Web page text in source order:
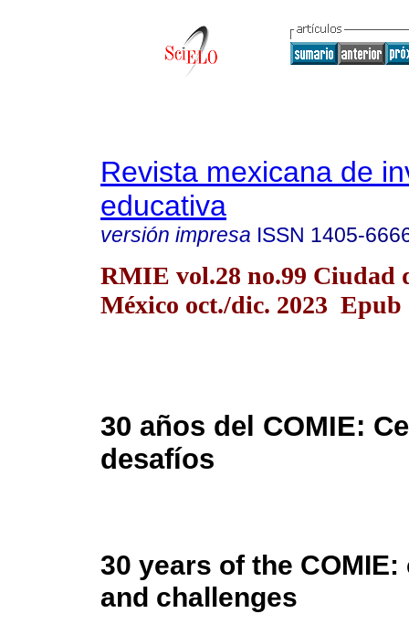
Revista mexicana de
educativa
versión impresa ISSN 1405-
RMIE vol.28 no.99 Ciudad
México oct./dic. 2023 Epub
30 años del COMIE:
desafíos
30 years of the
and challenges